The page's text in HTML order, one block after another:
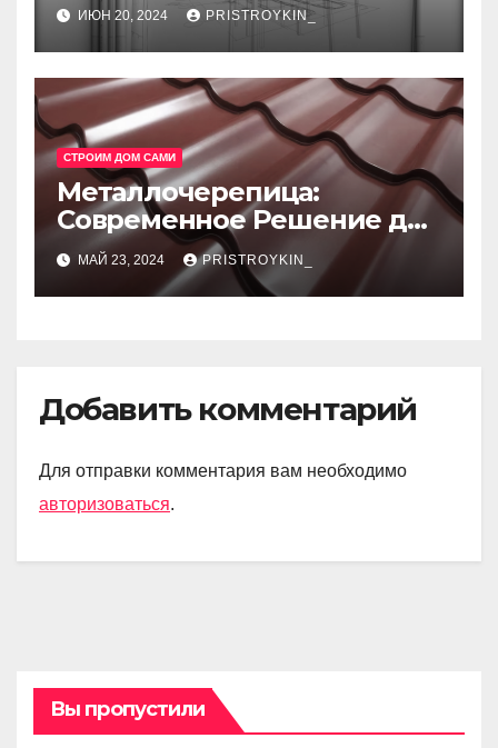
ИЮН 20, 2024 PRISTROYKIN_
СТРОИМ ДОМ САМИ
Металлочерепица:
Современное Решение для
Крыши
МАЙ 23, 2024 PRISTROYKIN_
Добавить комментарий
Для отправки комментария вам необходимо
авторизоваться.
Вы пропустили